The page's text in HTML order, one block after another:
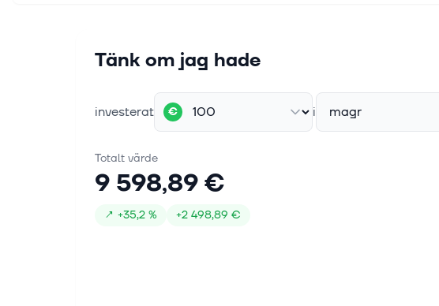
Tänk om jag hade
investerat € i magr
Totalt värde
9 598,89 €
↗ +35,2 % +2 498,89 €